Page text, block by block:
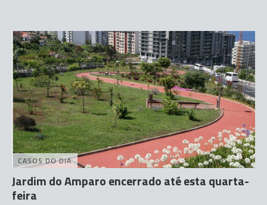
CASOS DO DIA
Jardim do Amparo encerrado até esta quarta-
feira